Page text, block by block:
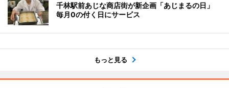
千林駅前あじな商店街が新企画「あじまるの日」
毎月0の付く日にサービス
もっと見る